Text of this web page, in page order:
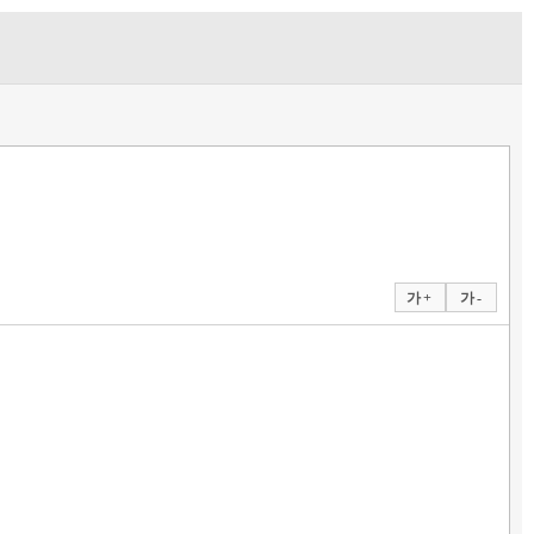
가 + 가 -